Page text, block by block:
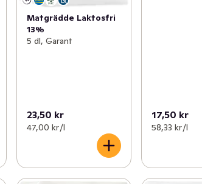
Matgrädde Laktosfri
13%
5 dl, Garant
23,50 kr
47,00 kr /l
17,50 kr
58,33 kr /l